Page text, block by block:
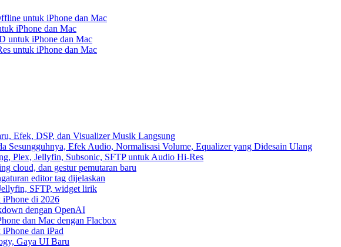
untuk iPhone dan Mac
iPhone dan Mac
untuk iPhone dan Mac
untuk iPhone dan Mac
Efek, DSP, dan Visualizer Musik Langsung
Sesungguhnya, Efek Audio, Normalisasi Volume, Equalizer yang Didesain Ulang
Plex, Jellyfin, Subsonic, SFTP untuk Audio Hi-Res
cloud, dan gestur pemutaran baru
editor tag dijelaskan
SFTP, widget lirik
di 2026
dengan OpenAI
dan Mac dengan Flacbox
dan iPad
Gaya UI Baru